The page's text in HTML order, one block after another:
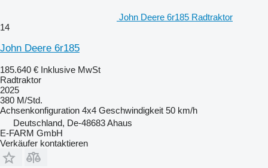
John Deere 6r185 Radtraktor
14
John Deere 6r185
185.640 € Inklusive MwSt
Radtraktor
2025
380 M/Std.
Achsenkonfiguration 4x4 Geschwindigkeit 50 km/h
Deutschland, De-48683 Ahaus
E-FARM GmbH
Verkäufer kontaktieren